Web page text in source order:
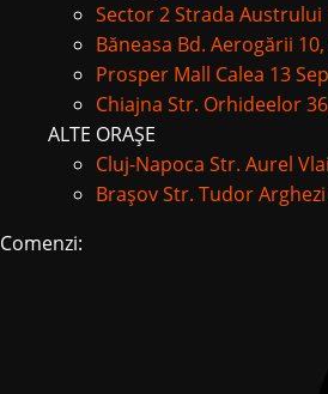
Sector 2Strada Austrului
Băneasa Bd. Aerogării
Prosper Mall Calea 13
Chiajna Str. Orhideelor
ALTE ORAȘE
Cluj-Napoca Str. Aurel
BrașovStr. Tudor
Comenzi: